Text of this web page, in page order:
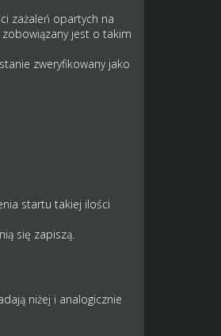
zażaleń opartych na
jest o takim
zweryfikowany jako
startu takiej ilości
się zapiszą.
niżej i analogicznie